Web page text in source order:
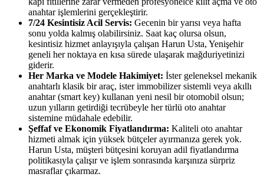
anahtar işlemlerini gerçekleştirir.
7/24 Kesintisiz Acil Servis: Gecenin bir yarısı veya hafta
sonu yolda kalmış olabilirsiniz. Saat kaç olursa olsun,
kesintisiz hizmet anlayışıyla çalışan Harun Usta, Yenişehir
geneli her noktaya en kısa sürede ulaşarak mağduriyetinizi
giderir.
Her Marka ve Modele Hakimiyet: İster geleneksel mekanik
anahtarlı klasik bir araç, ister immobilizer sistemli veya akıllı
anahtar (smart key) kullanan yeni nesil bir otomobil olsun;
uzun yılların getirdiği tecrübeyle her türlü oto anahtar
sistemine müdahale edebilir.
Şeffaf ve Ekonomik Fiyatlandırma: Kaliteli oto anahtar
hizmeti almak için yüksek bütçeler ayırmanıza gerek yok.
Harun Usta, müşteri bütçesini koruyan adil fiyatlandırma
politikasıyla çalışır ve işlem sonrasında karşınıza sürpriz
masraflar çıkarmaz.